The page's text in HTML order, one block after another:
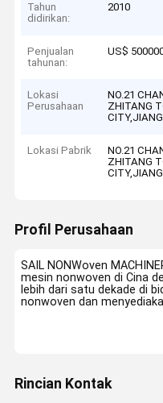
Tahun
didirikan:
2010
Penjualan
tahunan:
US$
Lokasi
Perusahaan
NO.21
ZHITANG
Lokasi Pabrik
NO.21
ZHITANG
Profil Perusahaan
SAIL NONWoven
mesin nonwoven di Cina
lebih dari satu dekade di
nonwoven dan
Rincian Kontak